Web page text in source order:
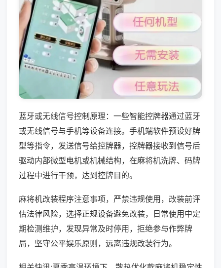
蓝牙或无线信号控制原理：一些智能控牌器通过蓝牙
或无线信号与手机等设备连接。手机端软件预设好牌
型等指令，发送信号给控牌器，控牌器接收到信号后
驱动内部微型电机或机械结构，在麻将机洗牌、码牌
过程中进行干预，达到控牌目的。
麻将机改装程序注意事项，严禁违规使用，改装前评
估法律风险，选择正规设备避免改装，日常使用中定
期检测维护，发现异常及时停用，拒绝参与作弊牌
局，坚守公平娱乐原则，远离违规改装行为。